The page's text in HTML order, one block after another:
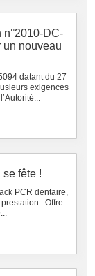
n°2010-DC-
nouveau
datant du 27
exigences
fête !
PCR dentaire,
Offre